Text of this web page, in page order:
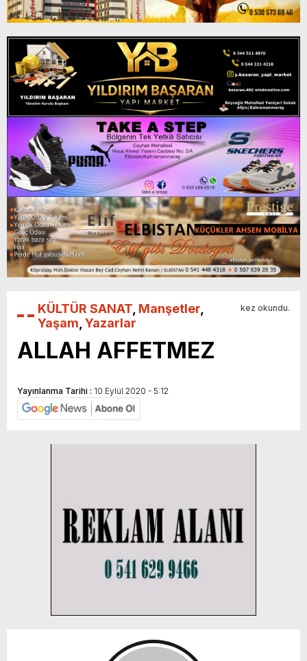
KÜLTÜR SANAT Manşetler
Yaşam Yazarlar
kez okundu.
ALLAH AFFETMEZ
Yayınlanma Tarihi : 10 Eylül 2020 - 5:12